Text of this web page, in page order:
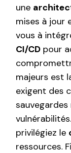
une
mises à jour
vous à
CI/CD pour
majeurs est
exigent des
privilégiez le
ressources.